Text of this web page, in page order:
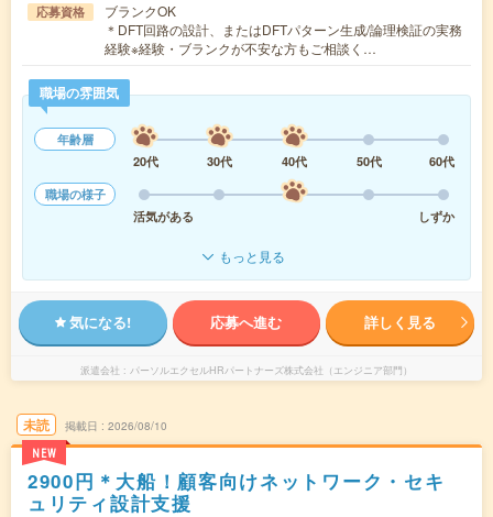
応募資格
ブランクOK
＊DFT回路の設計、またはDFTパターン生成/論理検証の実務
経験※経験・ブランクが不安な方もご相談く…
職場の雰囲気
年齢層
20代
30代 40代 50代
60代
職場の様子
活気がある
しずか
もっと見る
気になる! 応募へ進む 詳しく見る
派遣会社 パーソルエクセルHRパートナーズ株式会社（エンジニア部門）
未読
NEW
掲載日 2026/08/10
2900円＊大船！顧客向けネットワーク・セキ
ュリティ設計支援